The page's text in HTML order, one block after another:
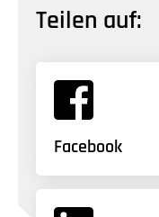
Teilen auf:
Facebook